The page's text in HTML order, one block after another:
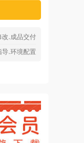
改.成品交付
.环境配置